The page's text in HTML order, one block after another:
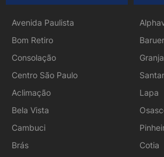
Avenida Paulista
Bom Retiro
Consolação
Centro São Paulo
Aclimação
Bela Vista
Cambuci
Brás
Lapa
Cotia